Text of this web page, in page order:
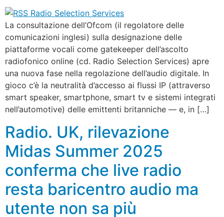
La consultazione dell’Ofcom (il regolatore delle
comunicazioni inglesi) sulla designazione delle
piattaforme vocali come gatekeeper dell’ascolto
radiofonico online (cd. Radio Selection Services) apre
una nuova fase nella regolazione dell’audio digitale. In
gioco c’è la neutralità d’accesso ai flussi IP (attraverso
smart speaker, smartphone, smart tv e sistemi integrati
nell’automotive) delle emittenti britanniche — e, in […]
Radio. UK, rilevazione
Midas Summer 2025
conferma che live radio
resta baricentro audio ma
utente non sa più